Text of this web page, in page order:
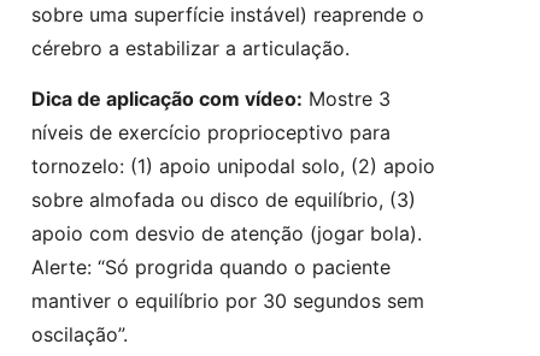
sobre uma superfície instável) reaprende o
cérebro a estabilizar a articulação.
Dica de aplicação com vídeo: Mostre 3
níveis de exercício proprioceptivo para
tornozelo: (1) apoio unipodal solo, (2) apoio
sobre almofada ou disco de equilíbrio, (3)
apoio com desvio de atenção (jogar bola).
Alerte: “Só progrida quando o paciente
mantiver o equilíbrio por 30 segundos sem
oscilação”.